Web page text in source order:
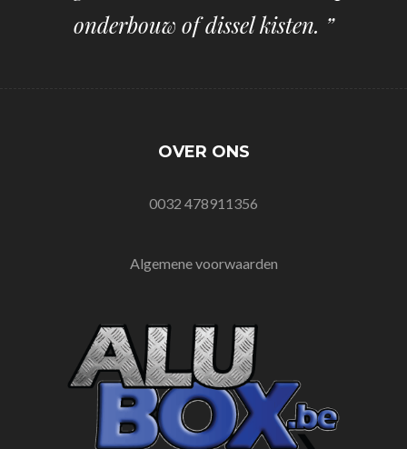
onderbouw of dissel kisten. ”
OVER ONS
0032 478911356
Algemene voorwaarden